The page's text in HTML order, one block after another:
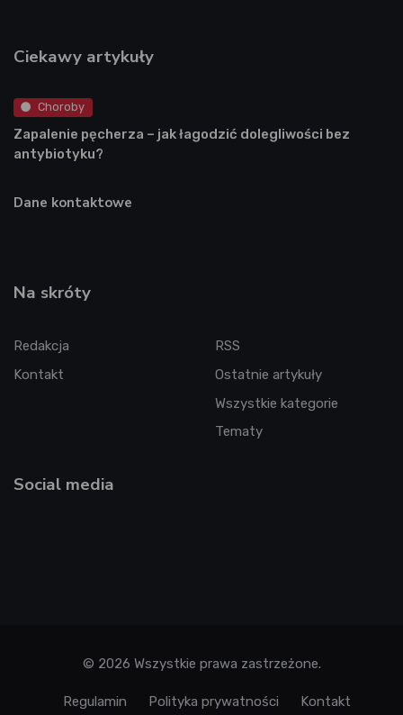
Ciekawy artykuły
Choroby
Zapalenie pęcherza – jak łagodzić dolegliwości bez
antybiotyku?
Dane kontaktowe
Na skróty
Redakcja
Kontakt
RSS
Ostatnie artykuły
Wszystkie kategorie
Tematy
Social media
© 2026 Wszystkie prawa zastrzeżone.
Regulamin Polityka prywatności Kontakt